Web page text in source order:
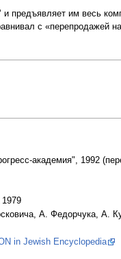
и предъявляет им весь
с «перепродажей
академия", 1992
А. Федорчука, А.
in Jewish Encyclopedia